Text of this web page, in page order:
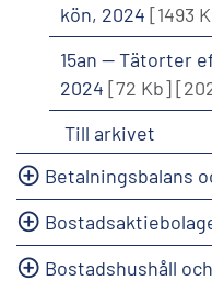
kön, 2024 [1493
15an -- Tätorter
2024 [72 Kb]
Till arkivet
Betalningsbalans
Bostadshushåll